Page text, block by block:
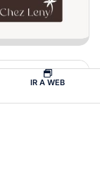
IR A WEB